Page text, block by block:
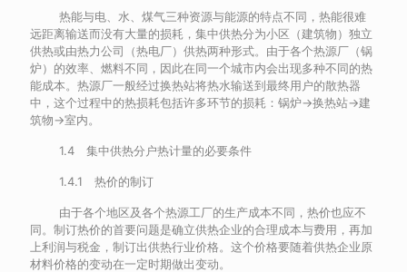
热能与电、水、煤气三种资源与能源的特点不同，热能很难
远距离输送而没有大量的损耗，集中供热分为小区（建筑物）独立
供热或由热力公司（热电厂）供热两种形式。由于各个热源厂（锅
炉）的效率、燃料不同，因此在同一个城市内会出现多种不同的热
能成本。热源厂一般经过换热站将热水输送到最终用户的散热器
中，这个过程中的热损耗包括许多环节的损耗：锅炉→换热站→建
筑物→室内。
1.4 集中供热分户热计量的必要条件
1.4.1 热价的制订
由于各个地区及各个热源工厂的生产成本不同，热价也应不
同。制订热价的首要问题是确立供热企业的合理成本与费用，再加
上利润与税金，制订出供热行业价格。这个价格要随着供热企业原
材料价格的变动在一定时期做出变动。